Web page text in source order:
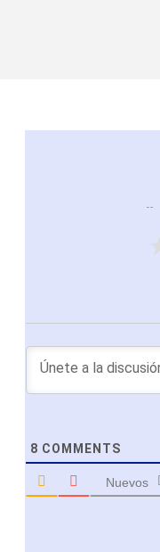
8 COMMENTS
Nuevos